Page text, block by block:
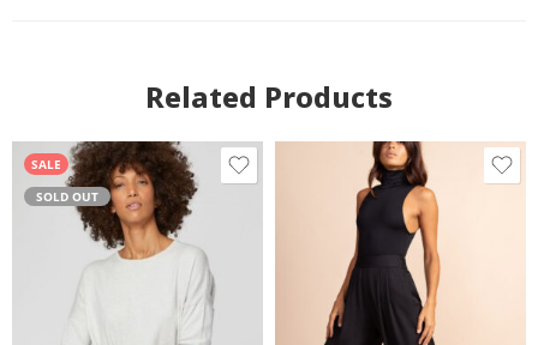
Related Products
SALE
SOLD OUT